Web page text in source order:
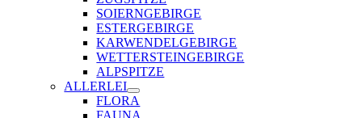
SOIERNGEBIRGE
ESTERGEBIRGE
KARWENDELGEBIRGE
WETTERSTEINGEBIRGE
ALPSPITZE
ALLERLEI
FLORA
FAUNA